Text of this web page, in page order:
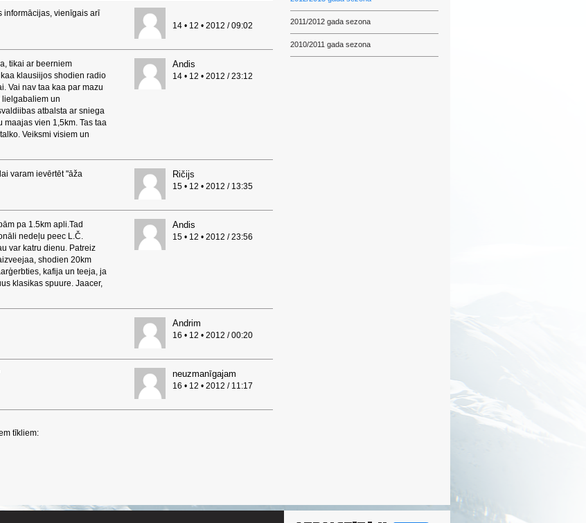
informācijas, vienīgais arī
14 • 12 • 2012 / 09:02
tikai ar beerniem
klausiijos shodien radio
Vai nav taa kaa par mazu
lielgabaliem un
atbalsta ar sniega
vien 1,5km. Tas taa
Veiksmi visiem un
Andis
14 • 12 • 2012 / 23:12
varam ievērtēt "āža
Ričijs
15 • 12 • 2012 / 13:35
pa 1.5km apli.Tad
nedeļu peec L.Č.
var katru dienu. Patreiz
shodien 20km
kafija un teeja, ja
klasikas spuure. Jaacer,
Andis
15 • 12 • 2012 / 23:56
Andrim
16 • 12 • 2012 / 00:20
neuzmanīgajam
16 • 12 • 2012 / 11:17
tīkliem:
2011/2012 gada sezona
2010/2011 gada sezona